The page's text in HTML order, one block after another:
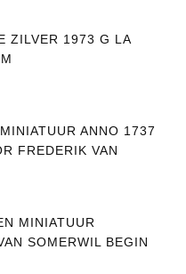
ZILVER 1973 G LA
ANNO 1737
FREDERIK VAN
MINIATUUR
SOMERWIL BEGIN